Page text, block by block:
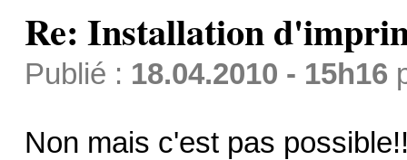
Re: Installation
Publié : 18.04.2010 - 15h16
Non mais c'est pas